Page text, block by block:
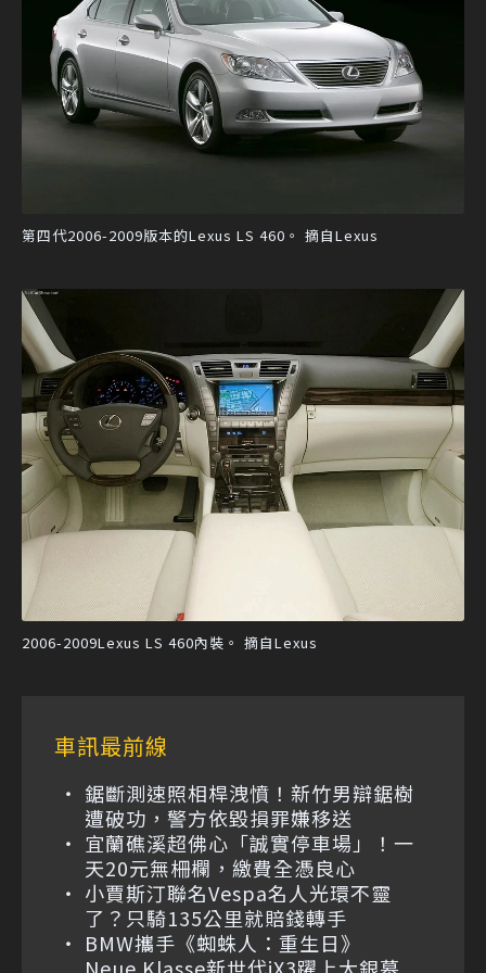
第四代2006-2009版本的Lexus LS 460。 摘自Lexus
2006-2009Lexus LS 460內裝。 摘自Lexus
車訊最前線
鋸斷測速照相桿洩憤！新竹男辯鋸樹
遭破功，警方依毀損罪嫌移送
宜蘭礁溪超佛心「誠實停車場」！一
天20元無柵欄，繳費全憑良心
小賈斯汀聯名Vespa名人光環不靈
了？只騎135公里就賠錢轉手
BMW攜手《蜘蛛人：重生日》
Neue Klasse新世代iX3躍上大銀幕